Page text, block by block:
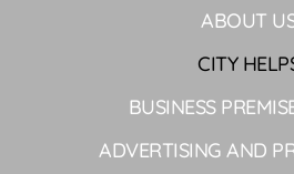
ABOUT
CITY
BUSINESS
ADVERTISING AND